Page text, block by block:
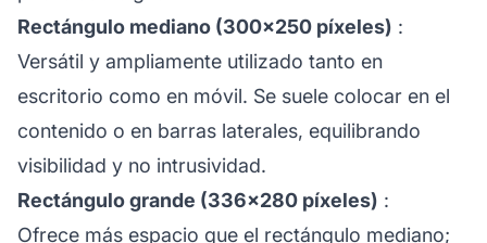
Rectángulo mediano (300×250 píxeles) :
Versátil y ampliamente utilizado tanto en
escritorio como en móvil. Se suele colocar en el
contenido o en barras laterales, equilibrando
visibilidad y no intrusividad.
Rectángulo grande (336×280 píxeles) :
Ofrece más espacio que el rectángulo mediano;